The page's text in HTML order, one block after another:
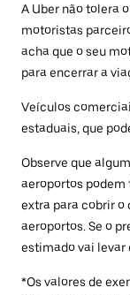
A Uber não tolera
motoristas
acha que o seu
para encerrar a
Veículos
estaduais, que
Observe que
aeroportos
extra para cobrir
aeroportos. Se o
estimado vai levar
*Os valores de